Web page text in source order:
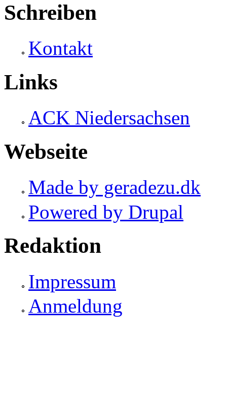
Schreiben
Kontakt
Links
ACK Niedersachsen
Webseite
Made by geradezu.dk
Powered by Drupal
Redaktion
Impressum
Anmeldung